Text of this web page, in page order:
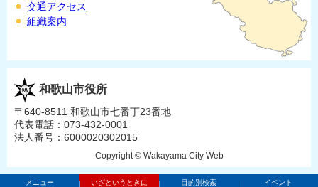
メニュー いざというときに 目的別検索 イベント
交通アクセス
組織案内
和歌山市役所
〒640-8511 和歌山市七番丁23番地
代表電話：073-432-0001
法人番号：6000020302015
Copyright © Wakayama City Web